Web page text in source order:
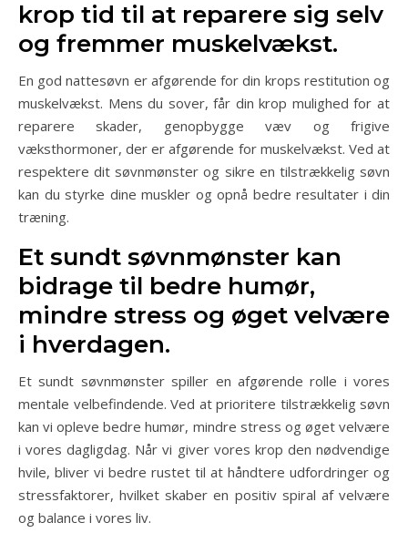
krop tid til at reparere sig selv
og fremmer muskelvækst.
En god nattesøvn er afgørende for din krops restitution og
muskelvækst. Mens du sover, får din krop mulighed for at
reparere skader, genopbygge væv og frigive
væksthormoner, der er afgørende for muskelvækst. Ved at
respektere dit søvnmønster og sikre en tilstrækkelig søvn
kan du styrke dine muskler og opnå bedre resultater i din
træning.
Et sundt søvnmønster kan
bidrage til bedre humør,
mindre stress og øget velvære
i hverdagen.
Et sundt søvnmønster spiller en afgørende rolle i vores
mentale velbefindende. Ved at prioritere tilstrækkelig søvn
kan vi opleve bedre humør, mindre stress og øget velvære
i vores dagligdag. Når vi giver vores krop den nødvendige
hvile, bliver vi bedre rustet til at håndtere udfordringer og
stressfaktorer, hvilket skaber en positiv spiral af velvære
og balance i vores liv.